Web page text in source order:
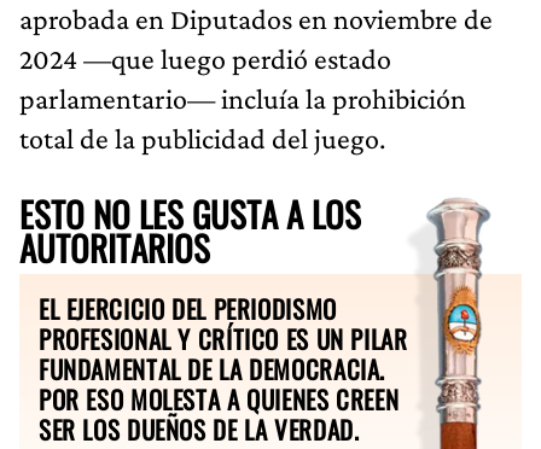
aprobada en Diputados en noviembre de
2024 —que luego perdió estado
parlamentario— incluía la prohibición
total de la publicidad del juego.
ESTO NO LES GUSTA A LOS
AUTORITARIOS
EL EJERCICIO DEL PERIODISMO
PROFESIONAL Y CRÍTICO ES UN PILAR
FUNDAMENTAL DE LA DEMOCRACIA.
POR ESO MOLESTA A QUIENES CREEN
SER LOS DUEÑOS DE LA VERDAD.